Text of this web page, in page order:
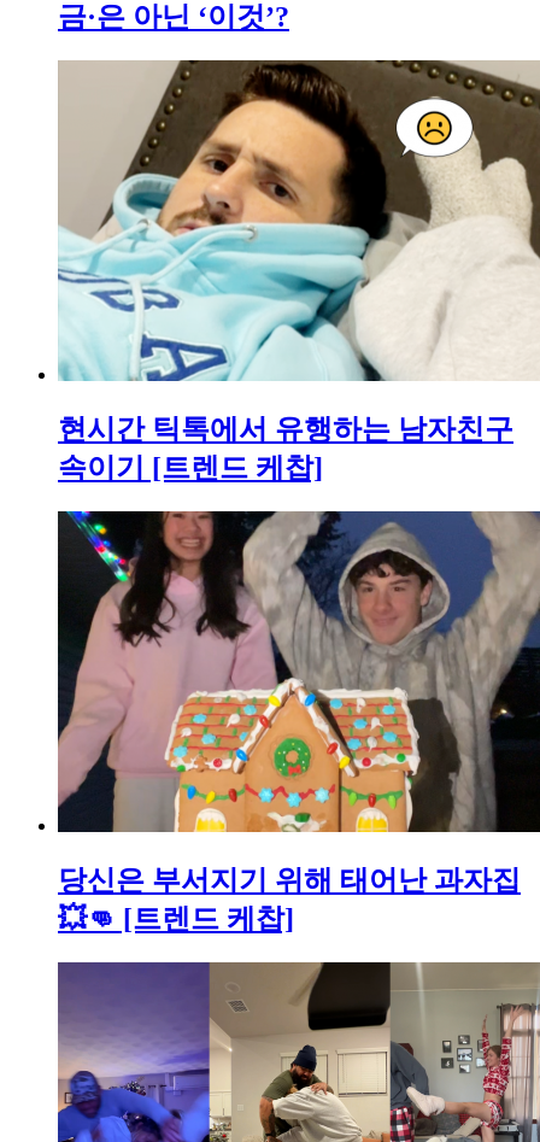
금·은 아닌 ‘이것’?
현시간 틱톡에서 유행하는 남자친구
속이기 [트렌드 케찹]
당신은 부서지기 위해 태어난 과자집
💥👊 [트렌드 케찹]